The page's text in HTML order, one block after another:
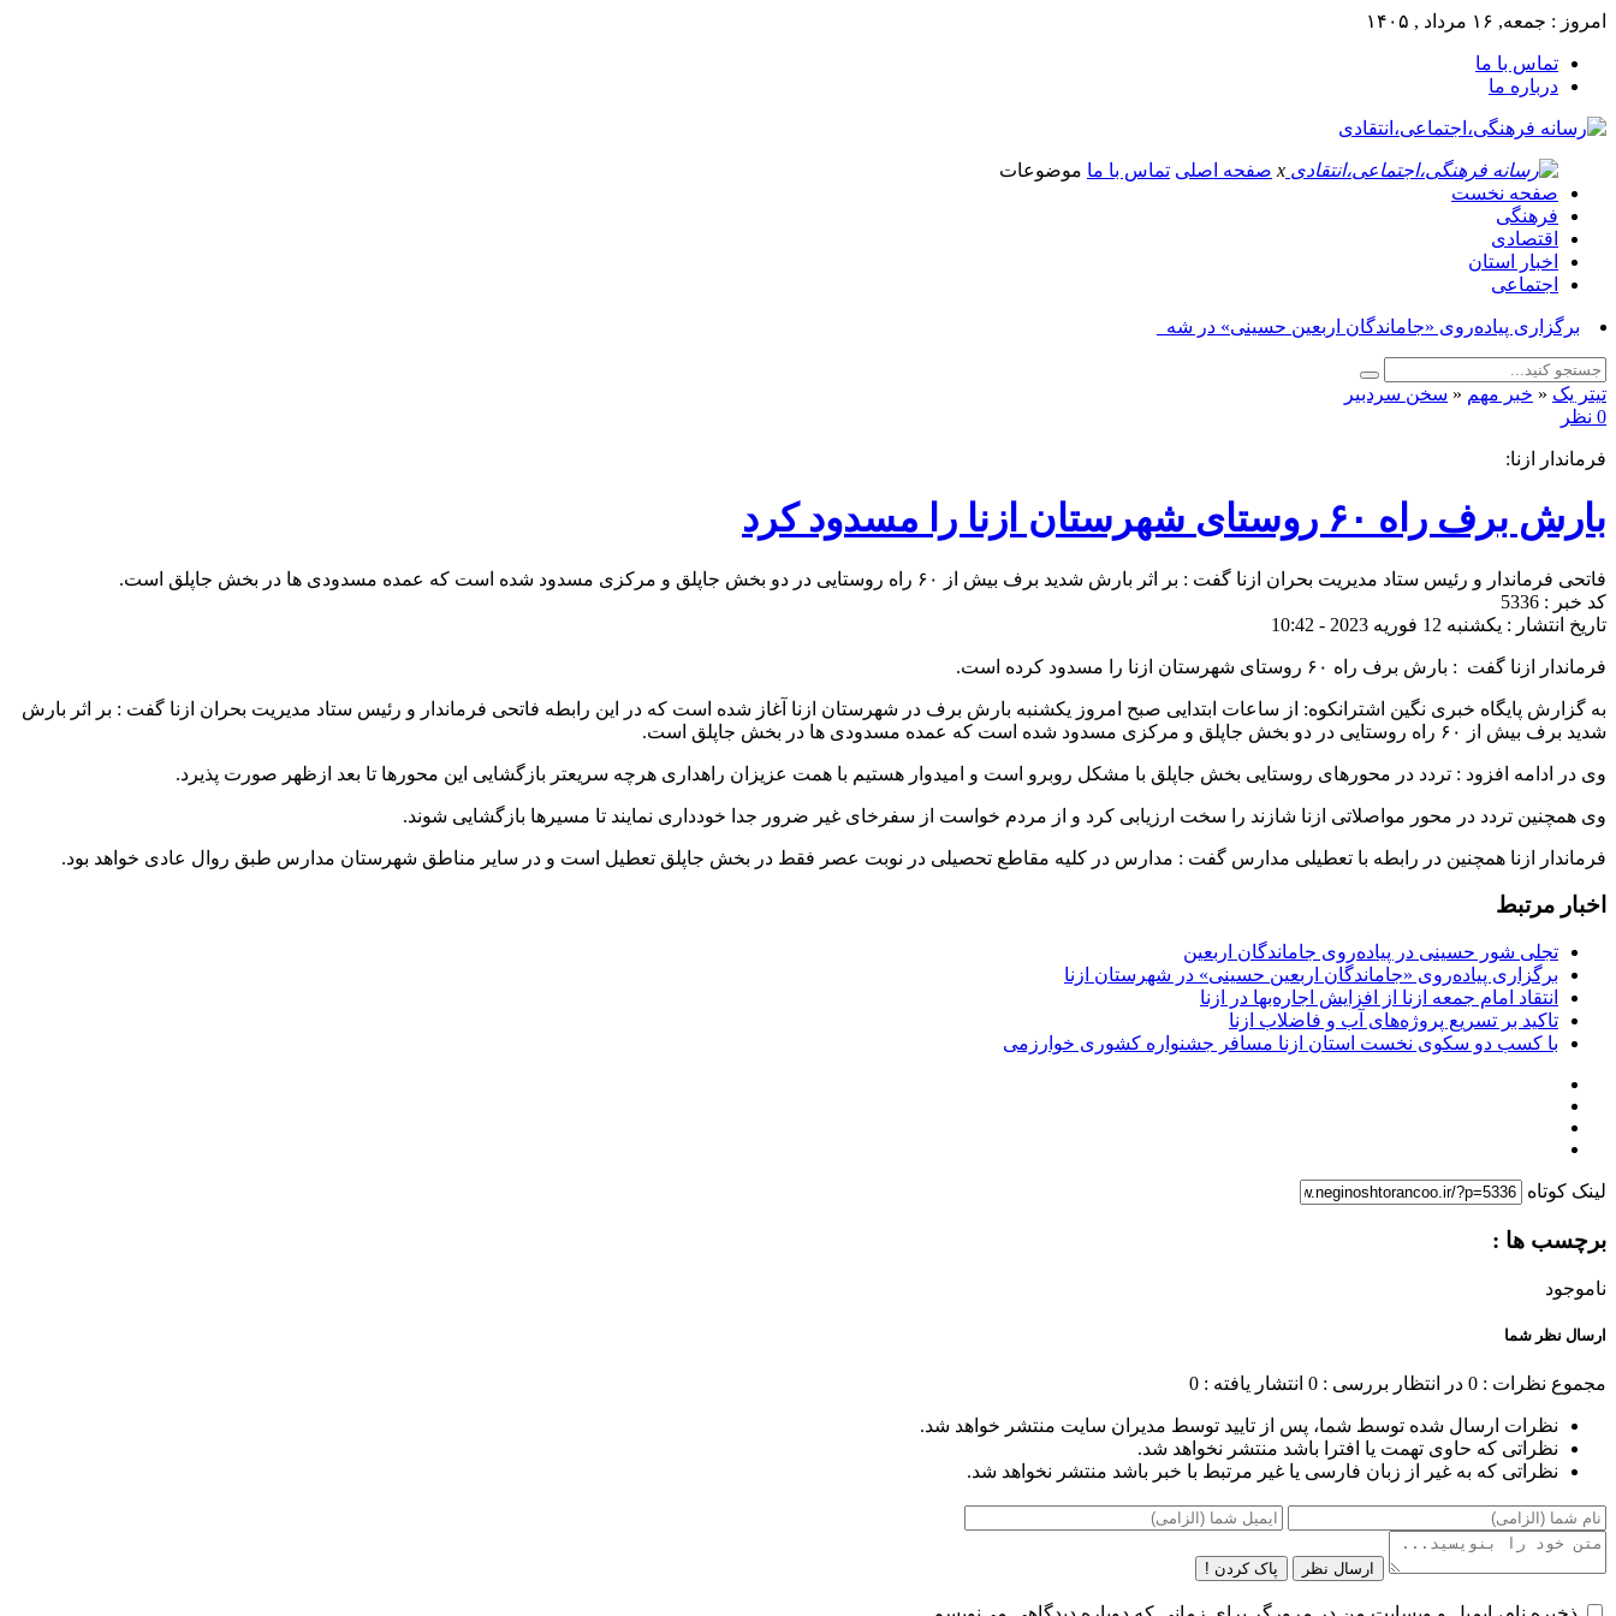
امروز : جمعه, ۱۶ مرداد , ۱۴۰۵
تماس با ما
درباره ما
x صفحه اصلی تماس با ما موضوعات
صفحه نخست
فرهنگی
اقتصادی
اخبار استان
اجتماعی
برگزاری پیاده‌روی «جاماندگان اربعین حسینی» در شهرستان ازنا_
تیتر یک « خبر مهم « سخن سردبیر
0 نظر
فرماندار ازنا‌:
بارش برف راه ۶۰ روستای شهرستان ازنا را مسدود کرد
فاتحی فرماندار و رئیس ستاد مدیریت بحران ازنا گفت : بر اثر بارش شدید برف بیش از ۶۰ راه روستایی در دو بخش جاپلق و مرکزی مسدود شده است که عمده مسدودی ها در بخش جاپلق است.
کد خبر : 5336
تاریخ انتشار : یکشنبه 12 فوریه 2023 - 10:42
فرماندار ازنا گفت : بارش برف راه ۶۰ روستای شهرستان ازنا را مسدود کرده است.
به گزارش پایگاه خبری نگین اشترانکوه: از ساعات ابتدایی صبح امروز یکشنبه بارش برف در شهرستان ازنا آغاز شده است که در این رابطه فاتحی فرماندار و رئیس ستاد مدیریت بحران ازنا گفت : بر اثر بارش
شدید برف بیش از ۶۰ راه روستایی در دو بخش جاپلق و مرکزی مسدود شده است که عمده مسدودی ها در بخش جاپلق است.
وی در ادامه افزود : تردد در محورهای روستایی بخش جاپلق با مشکل روبرو است و امیدوار هستیم با همت عزیزان راهداری هرچه سریعتر بازگشایی این محورها تا بعد ازظهر صورت پذیرد.
وی همچنین تردد در محور مواصلاتی ازنا شازند را سخت ارزیابی کرد و از مردم خواست از سفرخای غیر ضرور جدا خودداری نمایند تا مسیرها بازگشایی شوند.
فرماندار ازنا همچنین در رابطه با تعطیلی مدارس گفت : مدارس در کلیه مقاطع تحصیلی در نوبت عصر فقط در بخش جاپلق تعطیل است و در سایر مناطق شهرستان مدارس طبق روال عادی خواهد بود‌.
اخبار مرتبط
تجلی شور حسینی در پیاده‌روی جاماندگان اربعین
برگزاری پیاده‌روی «جاماندگان اربعین حسینی» در شهرستان ازنا
انتقاد امام جمعه ازنا از افزایش اجاره‌بها در ازنا
تاکید بر تسریع پروژه‌های آب و فاضلاب ازنا
با کسب دو سکوی نخست استان ازنا مسافر جشنواره کشوری خوارزمی
لینک کوتاه
برچسب ها :
ناموجود
ارسال نظر شما
مجموع نظرات : 0 در انتظار بررسی : 0 انتشار یافته : 0
نظرات ارسال شده توسط شما، پس از تایید توسط مدیران سایت منتشر خواهد شد.
نظراتی که حاوی تهمت یا افترا باشد منتشر نخواهد شد.
نظراتی که به غیر از زبان فارسی یا غیر مرتبط با خبر باشد منتشر نخواهد شد.
ارسال نظر پاک کردن !